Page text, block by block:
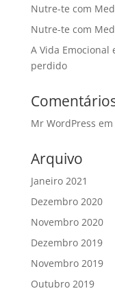
Nutre-te com
Nutre-te com
A Vida
perdido
Mr WordPress em
Arquivo
Janeiro 2021
Dezembro 2020
Novembro 2020
Dezembro 2019
Novembro 2019
Outubro 2019